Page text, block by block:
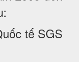
tế SGS